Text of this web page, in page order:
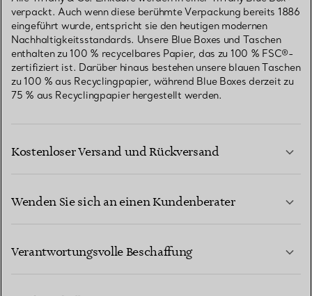
verpackt. Auch wenn diese berühmte Verpackung bereits 1886
eingeführt wurde, entspricht sie den heutigen modernen
Nachhaltigkeitsstandards. Unsere Blue Boxes und Taschen
enthalten zu 100 % recycelbares Papier, das zu 100 % FSC®-
zertifiziert ist. Darüber hinaus bestehen unsere blauen Taschen
zu 100 % aus Recyclingpapier, während Blue Boxes derzeit zu
75 % aus Recyclingpapier hergestellt werden.
Kostenloser Versand und Rückversand
Wenden Sie sich an einen Kundenberater
Verantwortungsvolle Beschaffung